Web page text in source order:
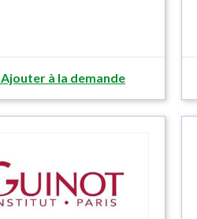
Ajouter à la demande